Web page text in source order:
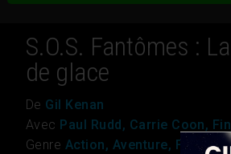
S.O.S. Fantômes :
de glace
De Gil Kenan
Avec Paul Rudd, Carrie Coon,
Genre Action, Aventure,